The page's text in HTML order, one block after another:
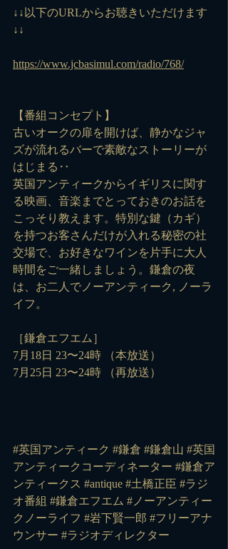
↓↓以下のURLからお聴きいただけます
↓↓
https://www.jcbasimul.com/radio/768/
【番組コンセプト】
古いオークの扉を開けば、静かなジャ
ズが流れるバーで素敵なストーリーが
はじまる‥
英国アンティークからイギリスに関す
る映画、音楽までとっておきのお話を
こっそり教えます。特別な鍵（カギ）
を持つお客さんだけが入れる秘密の社
交場で、お好きなワインを片手に大人
時間をご一緒しましょう。鎌倉の夜
は、お二人でノーアンティーク, ノーラ
イフ。
［鎌倉エフエム］
7月18日 23〜24時 （本放送）
7月25日 23〜24時 （再放送）
#英国アンティーク #鎌倉 #鎌倉山 #英国
アンティークコーディネーター #鎌倉ア
ンティークス #antique #土橋正臣 #ラジ
オ番組 #鎌倉エフエム #ノーアンティー
クノーライフ #岩下賢一郎 #フリーアナ
ウンサー #ラジオディレクター